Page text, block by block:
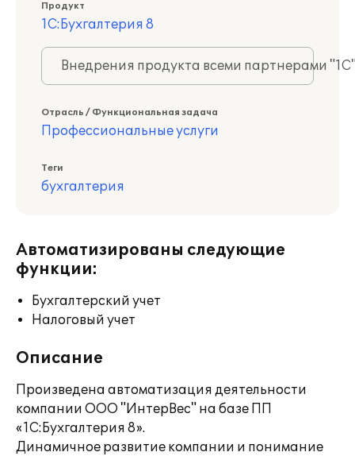
Продукт
1С:Бухгалтерия 8
Внедрения продукта всеми партнерами
Отрасль / Функциональная задача
Профессиональные услуги
Теги
бухгалтерия
Автоматизированы следующие
функции:
Бухгалтерский учет
Налоговый учет
Описание
Произведена автоматизация деятельности
компании ООО "ИнтерВес" на базе ПП
«1С:Бухгалтерия 8».
Динамичное развитие компании и понимание